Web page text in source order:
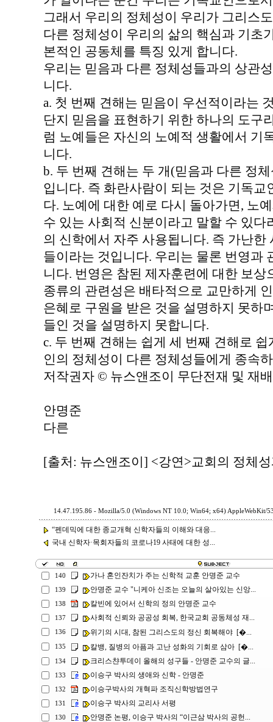
그래서 우리의 정체성이 우리가 그리스
다른 정체성이 우리의 삶의 핵심과 기초
본적인 공동체를 특징 있게 합니다.
우리는 믿음과 다른 정체성들과의 상관
니다.
a. 첫 번째 견해는 믿음이 우선적이라는
단지 믿음을 표현하기 위한 하나의 도구
럼 노예들은 자신의 노예적 생활에서 기
니다.
b. 두 번째 견해는 두 개(믿음과 다른 정
입니다. 즉 화란사람이 되는 것은 기독
다. 노예에 대한 예로 다시 돌아가면, 노
수 있는 사회적 신분이라고 말할 수 있
의 신학에서 자주 사용됩니다. 즉 가난
들이라는 것입니다. 우리는 물론 번영과
니다. 번영은 참된 제자훈련에 대한 보
종류의 관련성은 배타적으로 교만하게
은혜로 구원을 받은 것을 설명하지 못하
들인 것을 설명하지 못합니다.
c. 두 번째 견해는 쉽게 세 번째 견해로
인의 정체성이 다른 정체성들에게 종속
저작권자 © 뉴스앤조이 무단전재 및 재
안명준
다른
[출처: 뉴스앤조이] <강연>교회의 정체
14.47.195.86 - Mozilla/5.0 (Windows NT 10.0; Win64; x64) AppleWebKit/
“펜데믹에 대한 종교개혁 신학자들의 이해와 대응...
국내 신학자·목회자들의 코로나19 사태에 대한 성...
140 가나 혼인잔치가 주는 신학적 교훈 안명준 교수
139 안명준 교수 "니케아 신조는 오늘의 살아있는 신앙...
138 칼빈에 있어서 신학의 정의 안명준 교수
137 사회적 신뢰와 공공성 회복, 한국교회 공동체성 재...
136 위기의 시대, 참된 그리스도의 정신 회복해야 [�...
135 칼뱅, 질병의 아픔과 고난 성화의 기회로 삼아 [�...
134 크리스챤투데이 올해의 성구들 - 안명준 교수의 글...
133 이승구 박사의 생애와 신학 - 안명준
132 이승구박사의 개혁파 조직신학방법연구
131 이승구 박사의 교리사 서평
130 안명준 논평, 이승구 박사의 “이근삼 박사의 공헌...